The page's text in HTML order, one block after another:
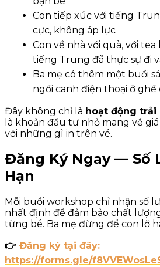
Con tiếp xúc với tiếng
cực, không áp lực
Con về nhà với quà, với
tiếng Trung đã thực sự đi
Ba mẹ có thêm một buổi
ngồi canh điện thoại ở ghế
Đây không chỉ là hoạt động
là khoản đầu tư nhỏ mang về
với những gì in trên vé.
Đăng Ký Ngay — Số
Hạn
Mỗi buổi workshop chỉ nhận số
nhất định để đảm bảo chất
từng bé. Ba mẹ đừng để con lỡ
👉 Đăng ký tại đây:
https://forms.gle/